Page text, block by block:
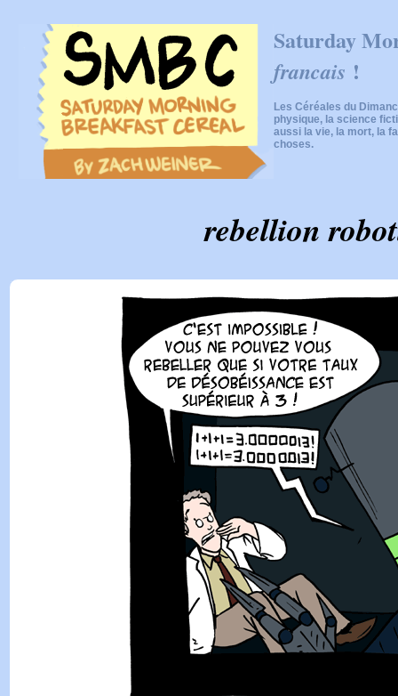
Saturday
francais !
Les Céréales du
physique, la science
aussi la vie, la mort, la
choses.
rebellion